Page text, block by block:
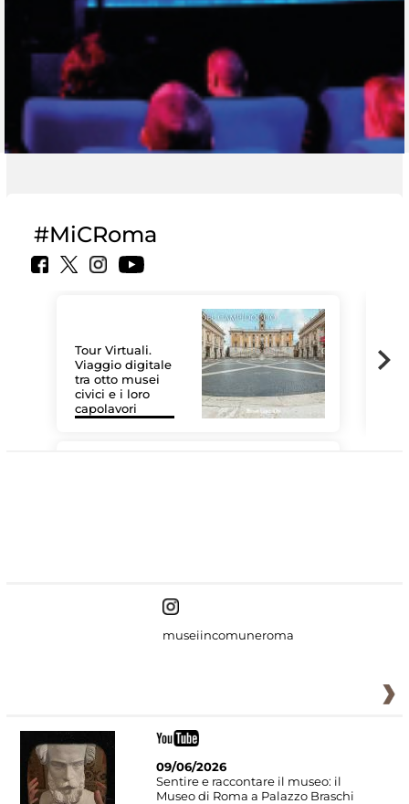
#MiCRoma
Tour Virtuali.
Viaggio digitale
tra otto musei
civici e i loro
capolavori
museiincomuneroma
09/06/2026
Sentire e raccontare il museo: il
Museo di Roma a Palazzo Braschi